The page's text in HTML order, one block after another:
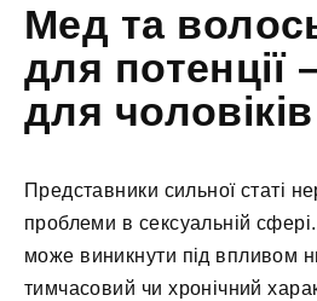
Мед та
для потенції
для чоловіків
Представники сильної статі
проблеми в сексуальній
може виникнути під впливом
тимчасовий чи хронічний